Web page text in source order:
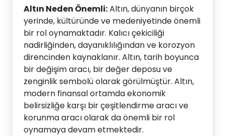
Altın Neden Önemli:Altın, dünyanın birçok
yerinde, kültüründe ve medeniyetinde önemli
bir rol oynamaktadır. Kalıcı çekiciliği
nadirliğinden, dayanıklılığından ve korozyon
direncinden kaynaklanır. Altın, tarih boyunca
bir değişim aracı, bir değer deposu ve
zenginlik sembolü olarak görülmüştür. Altın,
modern finansal ortamda ekonomik
belirsizliğe karşı bir çeşitlendirme aracı ve
korunma aracı olarak da önemli bir rol
oynamaya devam etmektedir.